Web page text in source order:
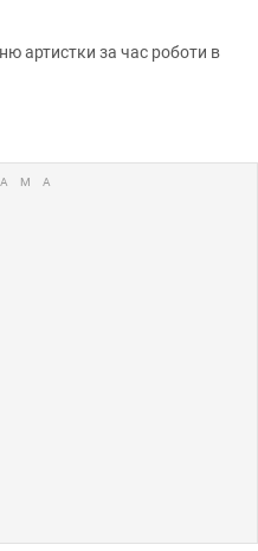
артистки за час роботи в